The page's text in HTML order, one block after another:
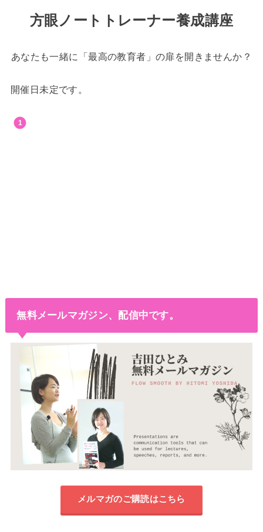
方眼ノートトレーナー養成講座
あなたも一緒に「最高の教育者」の扉を開きませんか？
開催日未定です。
無料メールマガジン、配信中です。
メルマガのご購読はこちら